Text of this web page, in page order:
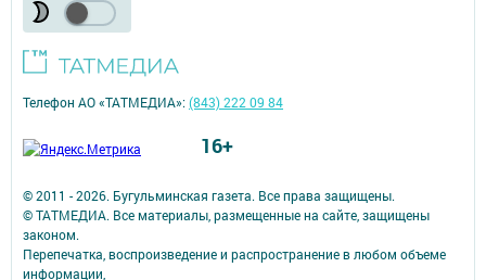
© 2011 - 2026. Бугульминская газета. Все права защищены.
© ТАТМЕДИА. Все материалы, размещенные на сайте, защищены
законом.
Перепечатка, воспроизведение и распространение в любом объеме
информации,
Телефон АО «ТАТМЕДИА»:(843) 222 09 84
16+